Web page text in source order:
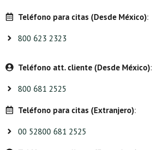
Teléfono para citas (Desde México):
800 623 2323
Teléfono att. cliente (Desde México):
800 681 2525
Teléfono para citas (Extranjero):
00 52800 681 2525